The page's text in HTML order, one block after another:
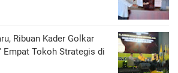
Ribuan Kader Golkar
Empat Tokoh Strategis di